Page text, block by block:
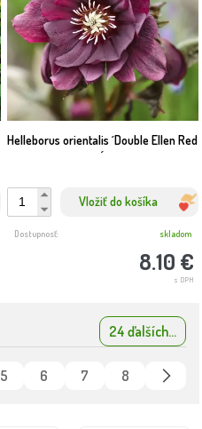
Helleborus orientalis ´Double Ellen Red
´
Vložiť do košíka
8.10 €
s DPH
Dostupnosť: skladom
24 ďalších...
5 6 7 8